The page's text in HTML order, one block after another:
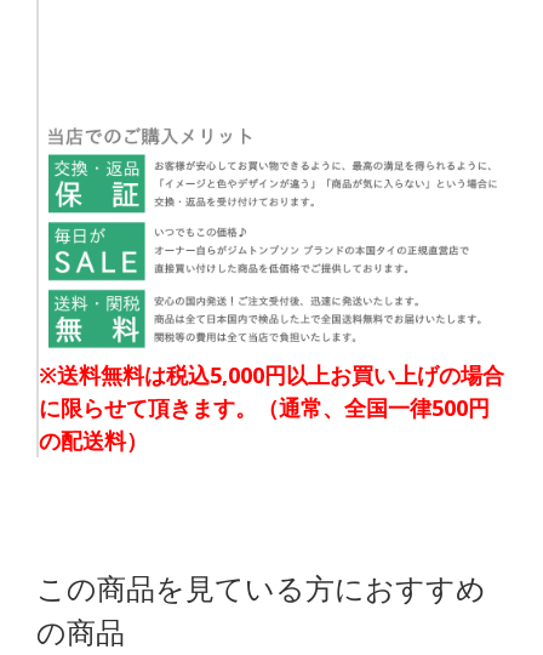
※送料無料は税込5,000円以上お買い上げの場合
に限らせて頂きます。（通常、全国一律500円
の配送料）
この商品を見ている方におすすめ
の商品